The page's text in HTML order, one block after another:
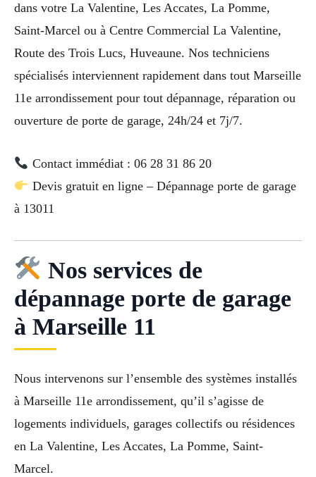
dans votre La Valentine, Les Accates, La Pomme,
Saint-Marcel ou à Centre Commercial La Valentine,
Route des Trois Lucs, Huveaune. Nos techniciens
spécialisés interviennent rapidement dans tout Marseille
11e arrondissement pour tout dépannage, réparation ou
ouverture de porte de garage, 24h/24 et 7j/7.
Contact immédiat : 06 28 31 86 20
Devis gratuit en ligne – Dépannage porte de garage
à 13011
Nos services de
dépannage porte de garage
à Marseille 11
Nous intervenons sur l’ensemble des systèmes installés
à Marseille 11e arrondissement, qu’il s’agisse de
logements individuels, garages collectifs ou résidences
en La Valentine, Les Accates, La Pomme, Saint-
Marcel.